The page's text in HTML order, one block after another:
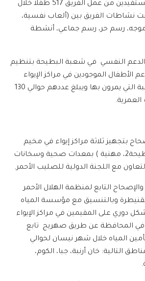
وبلغ عدد الأطفال المستفيدين من عمل الفريق 517 طفلاً خلال
نشاطات الفريق بين (ألعاب نفسية،
رسم حر، رسم جماعي، أنشطة
النفسي في شعبة البطيحة بتنظيم
الموجودين في مراكز الإيواء
لتجاوز الظروف الصعبة التي يمرون بها ويبلغ عددهم حوالي 130
بتجهيز ثلاثة مراكز إيواء في مخيم
الوافدين (بطيحة 1، بطيحة2، مهنية ) بمعدات صحية وسخانات
مع اللجنة الدولية للصليب الأحمر.
التابع لمنظمة الهلال الأحمر
وبالتنسيق مع مؤسسة المياه
دوري على المقيمين في مراكز الإيواء
في المحافظة عن طريق صهريج تابع
المياه خلال شهر نيسان لحوالي
التالية: خان أرنبة، جبا، الكوم،